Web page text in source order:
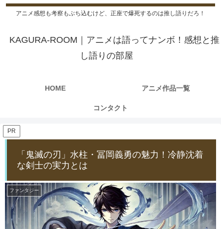
アニメ感想も考察もぶち込むけど、正座で爆死するのは推し語りだろ！
KAGURA-ROOM｜アニメは語ってナンボ！感想と推
し語りの部屋
HOME アニメ作品一覧
コンタクト
PR
「鬼滅の刃」水柱・冨岡義勇の魅力！冷静沈着
な剣士の実力とは
ファンタジー